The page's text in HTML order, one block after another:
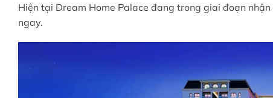
Hiện tại Dream Home Palace đang trong giai đoạn
ngay.